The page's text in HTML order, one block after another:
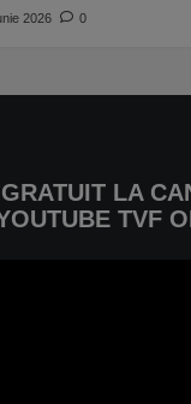
2026 0
LA
TVF